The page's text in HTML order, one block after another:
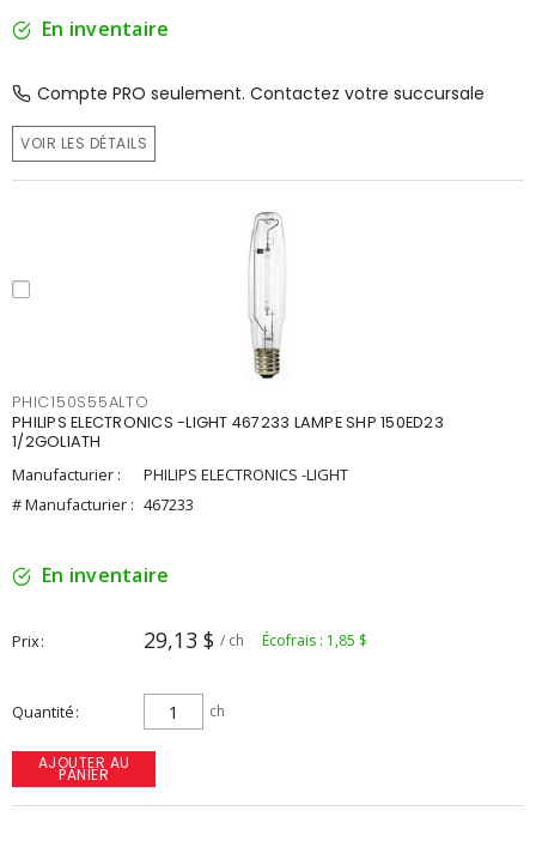
En inventaire
Compte PRO seulement. Contactez votre succursale
VOIR LES DÉTAILS
PHIC150S55ALTO
PHILIPS ELECTRONICS -LIGHT 467233 LAMPE SHP 150ED23
1/2GOLIATH
Manufacturier :
PHILIPS ELECTRONICS -LIGHT
# Manufacturier : 467233
En inventaire
Prix 29,13 $ / ch Écofrais : 1,85 $
Quantité ch
AJOUTER AU
PANIER